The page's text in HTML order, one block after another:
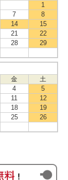
1
7
8
14
15
21
22
28
29
金
土
4
5
11
12
18
19
25
26